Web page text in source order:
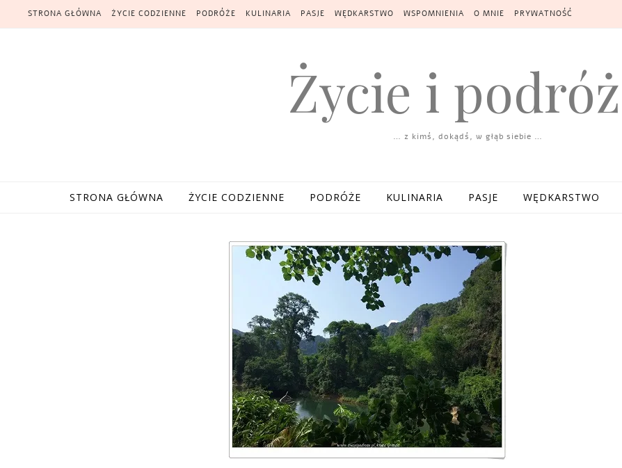
Skip to content
STRONA GŁÓWNA ŻYCIE CODZIENNE PODRÓŻE KULINARIA PASJE WĘDKARSTWO WSPOMNIENIA O MNIE PRYWATNOŚĆ
Życie i
… z kimś, dokądś, w głąb siebie …
STRONA GŁÓWNA ŻYCIE CODZIENNE PODRÓŻE KULINARIA PASJE WĘDKARSTWO